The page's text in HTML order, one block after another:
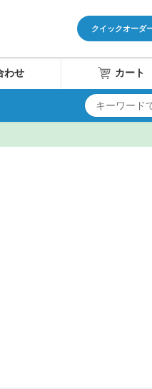
クイックオーダ
わせ カート